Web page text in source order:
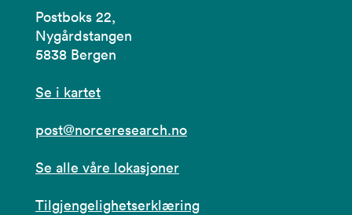
Postboks 22,
Nygårdstangen
5838 Bergen
Se i kartet
post@norceresearch.no
Se alle våre lokasjoner
Tilgjengelighetserklæring